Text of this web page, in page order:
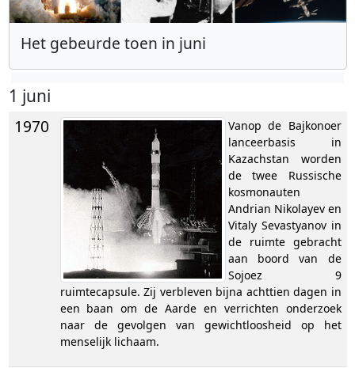
Het gebeurde toen in juni
1 juni
1970
Vanop de Bajkonoer
lanceerbasis in
Kazachstan worden
de twee Russische
kosmonauten
Andrian Nikolayev en
Vitaly Sevastyanov in
de ruimte gebracht
aan boord van de
Sojoez 9
ruimtecapsule. Zij verbleven bijna achttien dagen in
een baan om de Aarde en verrichten onderzoek
naar de gevolgen van gewichtloosheid op het
menselijk lichaam.